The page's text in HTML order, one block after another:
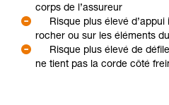
corps de l’assureur
Risque plus élevé
rocher ou sur les éléments
Risque plus élevé de
ne tient pas la corde côté